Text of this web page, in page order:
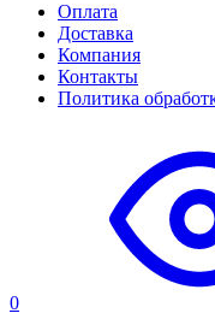
Оплата
Доставка
Компания
Контакты
Политика
0